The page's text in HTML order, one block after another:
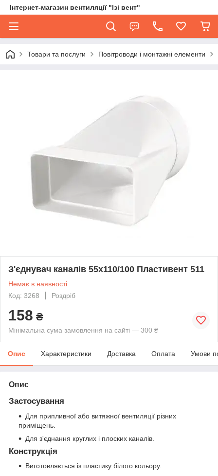
Інтернет-магазин вентиляції "Ізі вент"
Товари та послуги Повітроводи і монтажні елементи
З'єднувач каналів 55х110/100 Пластивент 511
Немає в наявності
Код: 3268
Роздріб
158 ₴
Мінімальна сума замовлення на сайті — 300 ₴
Опис Характеристики Доставка Оплата Умови
Опис
Застосування
Для припливної або витяжної вентиляції різних
приміщень.
Для з'єднання круглих і плоских каналів.
Конструкція
Виготовляється із пластику білого кольору.